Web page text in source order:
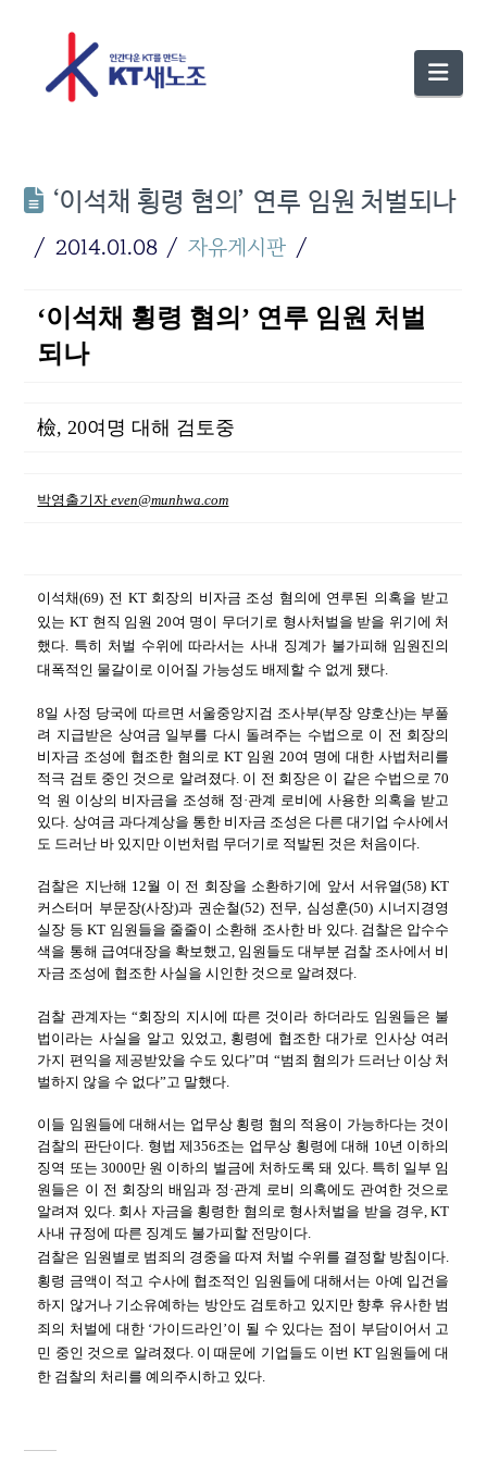
‘이석채 횡령 혐의’ 연루 임원 처벌되나
2014.01.08 자유게시판
‘이석채 횡령 혐의’ 연루 임원 처벌
되나
檢, 20여명 대해 검토중
박영출기자even@munhwa.com
이석채(69) 전 KT 회장의 비자금 조성 혐의에 연루된 의혹을 받고
있는 KT 현직 임원 20여 명이 무더기로 형사처벌을 받을 위기에 처
했다. 특히 처벌 수위에 따라서는 사내 징계가 불가피해 임원진의
대폭적인 물갈이로 이어질 가능성도 배제할 수 없게 됐다.
8일 사정 당국에 따르면 서울중앙지검 조사부(부장 양호산)는 부풀
려 지급받은 상여금 일부를 다시 돌려주는 수법으로 이 전 회장의
비자금 조성에 협조한 혐의로 KT 임원 20여 명에 대한 사법처리를
적극 검토 중인 것으로 알려졌다. 이 전 회장은 이 같은 수법으로 70
억 원 이상의 비자금을 조성해 정·관계 로비에 사용한 의혹을 받고
있다. 상여금 과다계상을 통한 비자금 조성은 다른 대기업 수사에서
도 드러난 바 있지만 이번처럼 무더기로 적발된 것은 처음이다.
검찰은 지난해 12월 이 전 회장을 소환하기에 앞서 서유열(58) KT
커스터머 부문장(사장)과 권순철(52) 전무, 심성훈(50) 시너지경영
실장 등 KT 임원들을 줄줄이 소환해 조사한 바 있다. 검찰은 압수수
색을 통해 급여대장을 확보했고, 임원들도 대부분 검찰 조사에서 비
자금 조성에 협조한 사실을 시인한 것으로 알려졌다.
검찰 관계자는 “회장의 지시에 따른 것이라 하더라도 임원들은 불
법이라는 사실을 알고 있었고, 횡령에 협조한 대가로 인사상 여러
가지 편익을 제공받았을 수도 있다”며 “범죄 혐의가 드러난 이상 처
벌하지 않을 수 없다”고 말했다.
이들 임원들에 대해서는 업무상 횡령 혐의 적용이 가능하다는 것이
검찰의 판단이다. 형법 제356조는 업무상 횡령에 대해 10년 이하의
징역 또는 3000만 원 이하의 벌금에 처하도록 돼 있다. 특히 일부 임
원들은 이 전 회장의 배임과 정·관계 로비 의혹에도 관여한 것으로
알려져 있다. 회사 자금을 횡령한 혐의로 형사처벌을 받을 경우, KT
사내 규정에 따른 징계도 불가피할 전망이다.
검찰은 임원별로 범죄의 경중을 따져 처벌 수위를 결정할 방침이다.
횡령 금액이 적고 수사에 협조적인 임원들에 대해서는 아예 입건을
하지 않거나 기소유예하는 방안도 검토하고 있지만 향후 유사한 범
죄의 처벌에 대한 ‘가이드라인’이 될 수 있다는 점이 부담이어서 고
민 중인 것으로 알려졌다. 이 때문에 기업들도 이번 KT 임원들에 대
한 검찰의 처리를 예의주시하고 있다.